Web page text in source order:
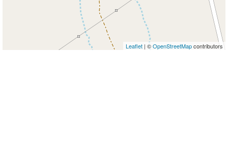
Leaflet | ©OpenStreetMapcontributors